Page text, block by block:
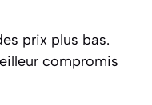
prix plus bas.
compromis